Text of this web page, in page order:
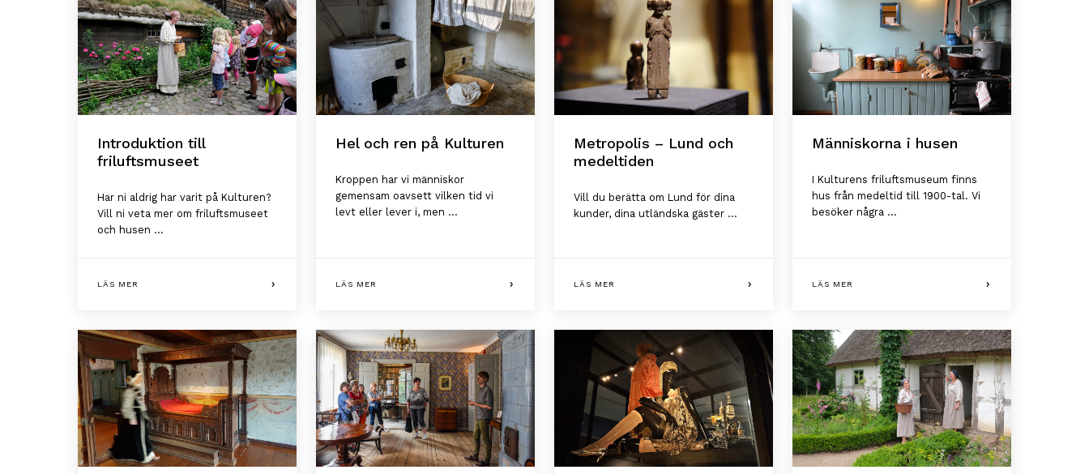
Introduktion till
friluftsmuseet
Har ni aldrig har varit på Kulturen?
Vill ni veta mer om friluftsmuseet
och husen ...
LÄS MER
Hel och ren på Kulturen
Kroppen har vi människor
gemensam oavsett vilken tid vi
levt eller lever i, men ...
LÄS MER
Metropolis – Lund och
medeltiden
Vill du berätta om Lund för dina
kunder, dina utländska gäster ...
LÄS MER
Människorna i husen
I Kulturens friluftsmuseum finns
hus från medeltid till 1900-tal. Vi
besöker några ...
LÄS MER